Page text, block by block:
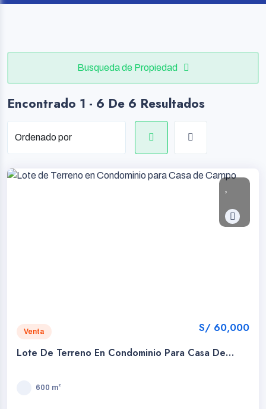
Busqueda de Propiedad
Encontrado 1 - 6 De 6 Resultados
Venta S/ 60,000
Lote De Terreno En Condominio Para Casa De
600 m²